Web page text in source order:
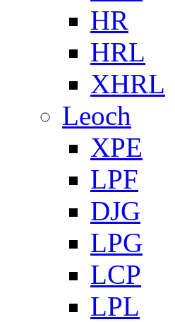
HR
HRL
XHRL
Leoch
XPE
LPF
DJG
LPG
LCP
LPL